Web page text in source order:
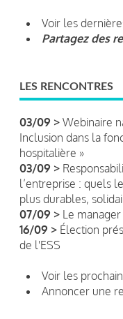
Voir les
Partagez des
LES RENCONTRES
03/09 > Webinaire
Inclusion dans la
hospitalière »
03/09 >
l’entreprise : quels
plus durables,
07/09 > Le
16/09 > Élection
de l'ESS
Voir les
Annoncer une